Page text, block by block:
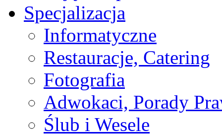
Specjalizacja
Informatyczne
Restauracje, Catering
Fotografia
Adwokaci, Porady
Ślub i Wesele